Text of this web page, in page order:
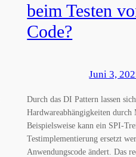
beim Testen
Code?
Juni 3,
Durch das DI Pattern lassen
Hardwareabhängigkeiten durch
Beispielsweise kann ein SPI-
Testimplementierung ersetzt
Anwendungscode ändert. Das